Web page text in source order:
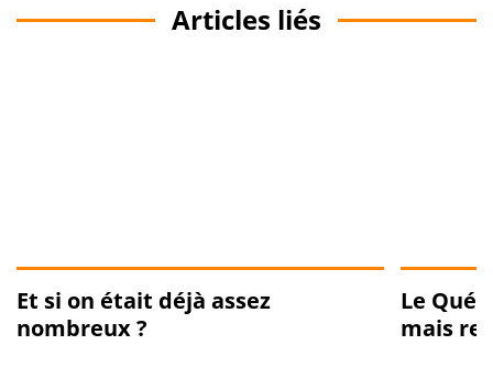
Articles liés
Et si on était déjà assez
nombreux ?
Le
mais